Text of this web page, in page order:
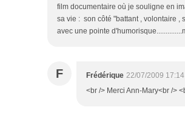
film documentaire où je souligne en
sa vie : son côté "battant , volontaire ,
avec une pointe
F Frédérique 22/07/2009 17:14
<br /> Merci Ann-Mary<br />